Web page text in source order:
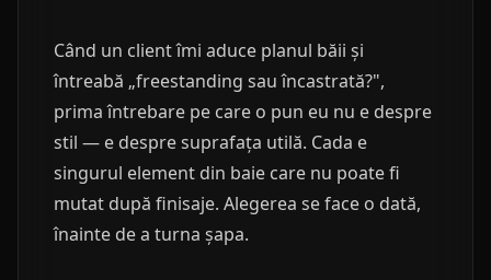
Când un client îmi aduce planul băii și
întreabă „freestanding sau încastrată?",
prima întrebare pe care o pun eu nu e despre
stil — e despre suprafața utilă. Cada e
singurul element din baie care nu poate fi
mutat după finisaje. Alegerea se face o dată,
înainte de a turna șapa.